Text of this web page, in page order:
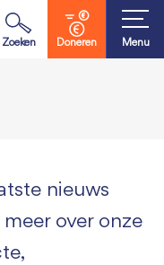
Zoeken Doneren Menu
nieuws
over onze